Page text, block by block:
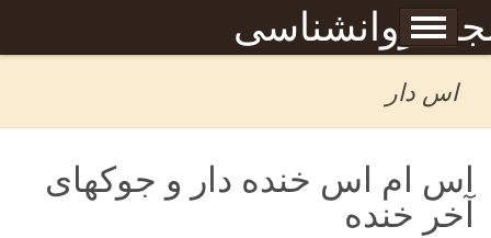
روانشناسی
Skip to content
برگه نمونه
اس دار
اس ام اس خنده دار و جوکهای
آخر خنده